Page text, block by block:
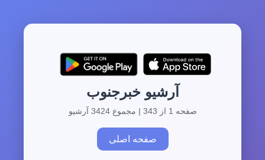
آرشیو خبرجنوب
صفحه 1 از 343 | مجموع 3424 آرشیو
صفحه اصلی